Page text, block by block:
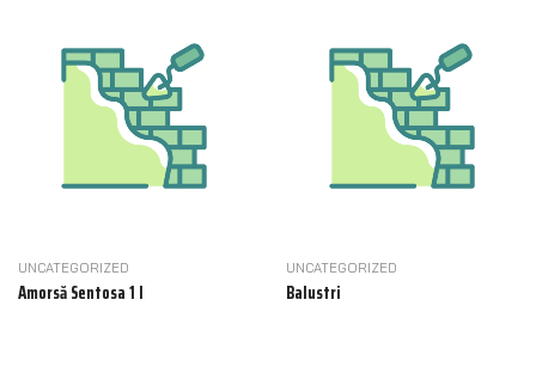
UNCATEGORIZED
Amorsă Sentosa 1 l
UNCATEGORIZED
Balustri